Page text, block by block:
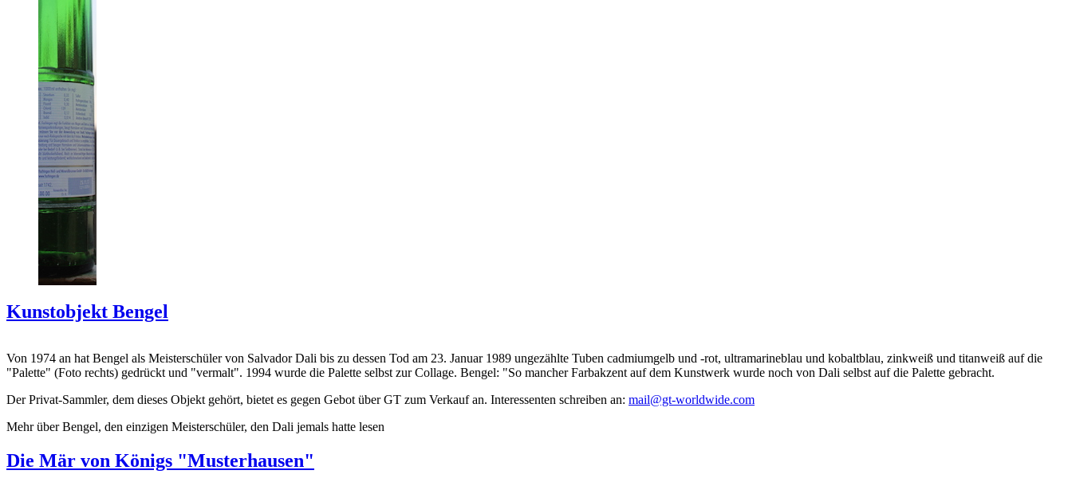
Kunstobjekt Bengel
Von 1974 an hat Bengel als Meisterschüler von Salvador Dali bis zu dessen Tod am 23. Januar 1989 ungezählte Tuben cadmiumgelb und -rot, ultramarineblau und kobaltblau, zinkweiß und titanweiß auf die
"Palette" (Foto rechts) gedrückt und "vermalt". 1994 wurde die Palette selbst zur Collage. Bengel: "So mancher Farbakzent auf dem Kunstwerk wurde noch von Dali selbst auf die Palette gebracht.
Der Privat-Sammler, dem dieses Objekt gehört, bietet es gegen Gebot über GT zum Verkauf an. Interessenten schreiben an: mail@gt-worldwide.com
Mehr über Bengel, den einzigen Meisterschüler, den Dali jemals hatte lesen
Die Mär von Königs "Musterhausen"